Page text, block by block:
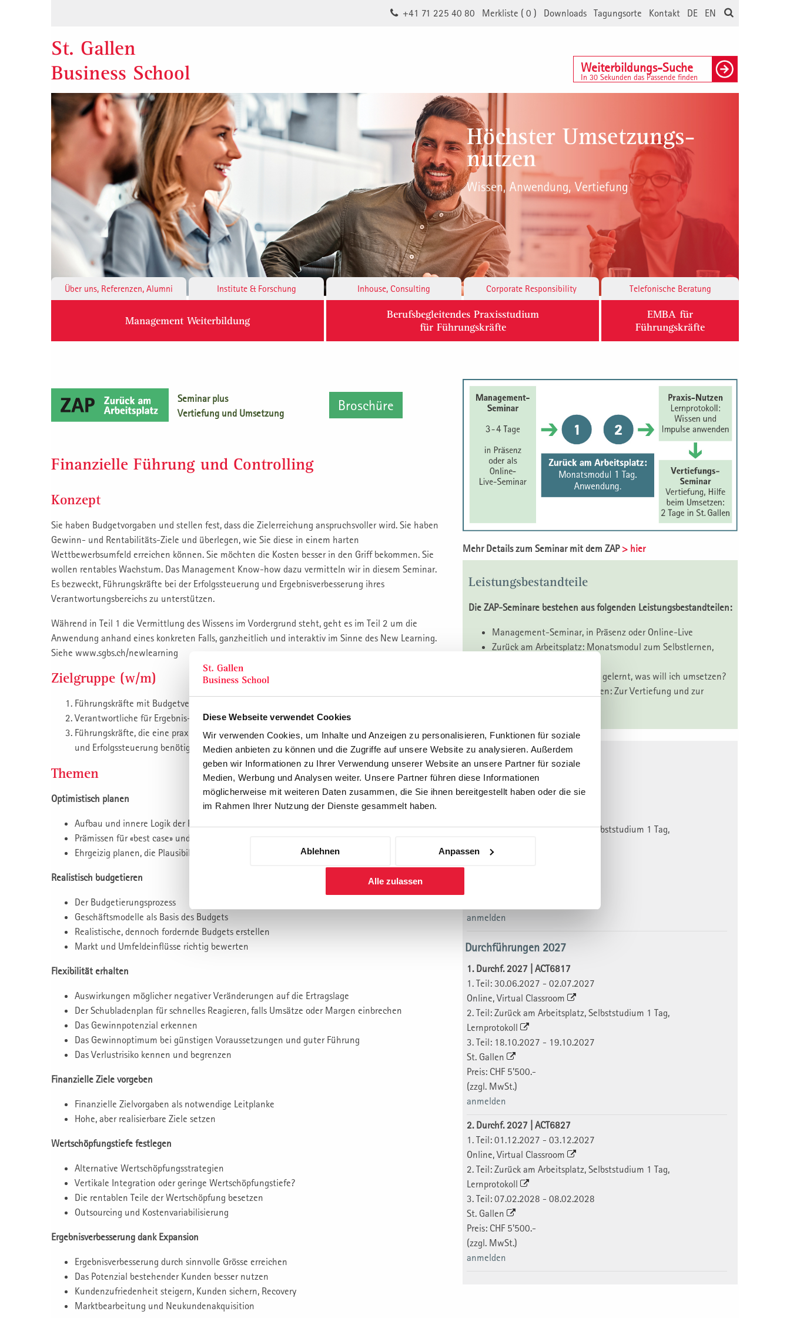
Diese Webseite verwendet Cookies
Wir verwenden Cookies, um Inhalte und Anzeigen zu personalisieren, Funktionen für soziale
Medien anbieten zu können und die Zugriffe auf unsere Website zu analysieren. Außerdem
geben wir Informationen zu Ihrer Verwendung unserer Website an unsere Partner für soziale
Medien, Werbung und Analysen weiter. Unsere Partner führen diese Informationen
möglicherweise mit weiteren Daten zusammen, die Sie ihnen bereitgestellt haben oder die sie
im Rahmen Ihrer Nutzung der Dienste gesammelt haben.
Ablehnen Anpassen
Alle zulassen
EN
DE
Kontakt
Tagungsorte
Downloads
Merkliste (0 )
+41 71 225 40 80
St. Gallen
Business School
Weiterbildungs-Suche
In 30 Sekunden das Passende finden
Über uns, Referenzen, Alumni Institute & Forschung Inhouse, Consulting Corporate Responsibility Telefonische Beratung
Management Weiterbildung
Berufsbegleitendes Praxisstudium
für Führungskräfte
EMBA für
Führungskräfte
Seminar plus
Vertiefung und Umsetzung
Broschüre
Finanzielle Führung und Controlling
Konzept
Sie haben Budgetvorgaben und stellen fest, dass die Zielerreichung anspruchsvoller wird. Sie haben
Gewinn- und Rentabilitäts-Ziele und überlegen, wie Sie diese in einem harten
Wettbewerbsumfeld erreichen können. Sie möchten die Kosten besser in den Griff bekommen. Sie
wollen rentables Wachstum. Das Management Know-how dazu vermitteln wir in diesem Seminar.
Es bezweckt, Führungskräfte bei der Erfolgssteuerung und Ergebnisverbesserung ihres
Verantwortungsbereichs zu unterstützen.
Während in Teil 1 die Vermittlung des Wissens im Vordergrund steht, geht es im Teil 2 um die
Anwendung anhand eines konkreten Falls, ganzheitlich und interaktiv im Sinne des New Learning.
Siehe www.sgbs.ch/newlearning
Zielgruppe (w/m)
Führungskräfte mit Budgetverantwortung.
Verantwortliche für Ergebnis-, Umsatz- und Kostenziele
Führungskräfte, die eine praxisbezogene Systematik zur finanziellen Führung, zur Planung
und Erfolgssteuerung benötigen.
Themen
Optimistisch planen
Aufbau und innere Logik der Planung
Prämissen für «best case» und «worst case»
Ehrgeizig planen, die Plausibilität prüfen
Realistisch budgetieren
Der Budgetierungsprozess
Geschäftsmodelle als Basis des Budgets
Realistische, dennoch fordernde Budgets erstellen
Markt und Umfeldeinflüsse richtig bewerten
Flexibilität erhalten
Auswirkungen möglicher negativer Veränderungen auf die Ertragslage
Der Schubladenplan für schnelles Reagieren, falls Umsätze oder Margen einbrechen
Das Gewinnpotenzial erkennen
Das Gewinnoptimum bei günstigen Voraussetzungen und guter Führung
Das Verlustrisiko kennen und begrenzen
Finanzielle Ziele vorgeben
Finanzielle Zielvorgaben als notwendige Leitplanke
Hohe, aber realisierbare Ziele setzen
Wertschöpfungstiefe festlegen
Alternative Wertschöpfungsstrategien
Vertikale Integration oder geringe Wertschöpfungstiefe?
Die rentablen Teile der Wertschöpfung besetzen
Outsourcing und Kostenvariabilisierung
Ergebnisverbesserung dank Expansion
Ergebnisverbesserung durch sinnvolle Grösse erreichen
Das Potenzial bestehender Kunden besser nutzen
Kundenzufriedenheit steigern, Kunden sichern, Recovery
Marktbearbeitung und Neukundenakquisition
Mehr Details zum Seminar mit dem ZAP > hier
Leistungsbestandteile
Die ZAP-Seminare bestehen aus folgenden Leistungsbestandteilen:
Management-Seminar, in Präsenz oder Online-Live
Zurück am Arbeitsplatz: Monatsmodul zum Selbstlernen,
Lernprotokoll: Was habe ich gelernt, was will ich umsetzen?
2-Tages-Seminar in St. Gallen: Zur Vertiefung und zur
Durchführungen 2026
1. Teil: 02.12.2026 - 04.12.2026
2. Teil: Zurück am Arbeitsplatz, Selbststudium 1 Tag,
3. Teil: 08.03.2027 - 09.03.2027
anmelden
Durchführungen 2027
1. Durchf. 2027 | ACT6817
1. Teil: 30.06.2027 - 02.07.2027
Online, Virtual Classroom
2. Teil: Zurück am Arbeitsplatz, Selbststudium 1 Tag,
Lernprotokoll
3. Teil: 18.10.2027 - 19.10.2027
St. Gallen
Preis: CHF 5'500.-
(zzgl. MwSt.)
anmelden
2. Durchf. 2027 | ACT6827
1. Teil: 01.12.2027 - 03.12.2027
Online, Virtual Classroom
2. Teil: Zurück am Arbeitsplatz, Selbststudium 1 Tag,
Lernprotokoll
3. Teil: 07.02.2028 - 08.02.2028
St. Gallen
Preis: CHF 5'500.-
(zzgl. MwSt.)
anmelden